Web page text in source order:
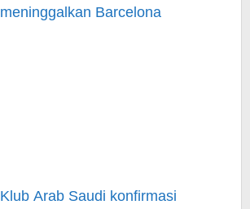
meninggalkan Barcelona
Klub Arab Saudi konfirmasi